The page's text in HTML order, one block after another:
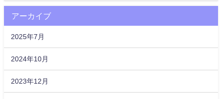
アーカイブ
2025年7月
2024年10月
2023年12月